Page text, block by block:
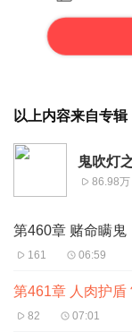
以上内容来自专辑
鬼吹灯
86.98万
第460章 赌命瞒鬼
161 06:59
第461章 人肉护盾
82 07:01